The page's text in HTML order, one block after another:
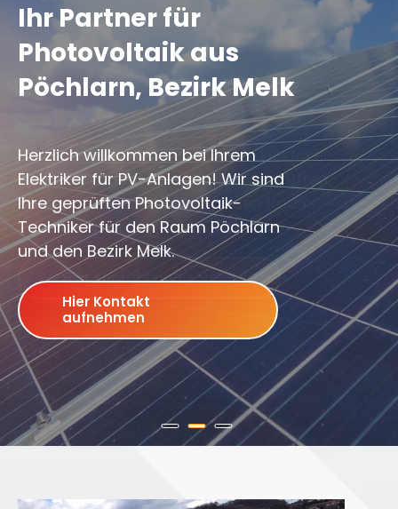
I
h
r
a
r
t
n
e
r
f
ü
r
I
h
r
a
r
t
n
e
r
f
ü
r
Ihr Partner für
Photovoltaik aus
Pöchlarn, Bezirk Melk
Herzlich willkommen bei Ihrem
Elektriker für PV-Anlagen! Wir sind
Ihre geprüften Photovoltaik-
Techniker für den Raum Pöchlarn
und den Bezirk Melk.
Hier Kontakt
aufnehmen